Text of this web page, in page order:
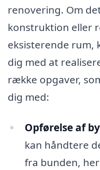
renovering. Om
konstruktion eller
eksisterende rum,
dig med at
række opgaver,
dig med:
Opførelse af
kan håndtere
fra bunden,